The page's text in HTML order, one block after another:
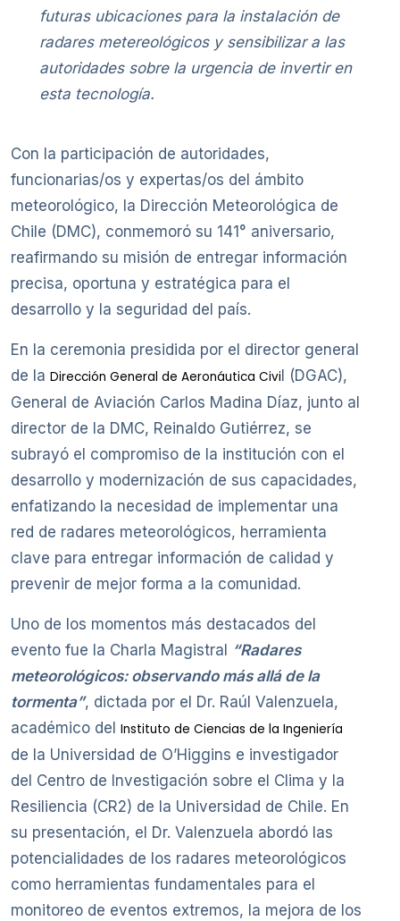
futuras ubicaciones para la instalación de
radares metereológicos y sensibilizar a las
autoridades sobre la urgencia de invertir en
esta tecnología.
Con la participación de autoridades,
funcionarias/os y expertas/os del ámbito
meteorológico, la Dirección Meteorológica de
Chile (DMC), conmemoró su 141° aniversario,
reafirmando su misión de entregar información
precisa, oportuna y estratégica para el
desarrollo y la seguridad del país.
En la ceremonia presidida por el director general
de la Dirección General de Aeronáutica Civi l (DGAC),
General de Aviación Carlos Madina Díaz, junto al
director de la DMC, Reinaldo Gutiérrez, se
subrayó el compromiso de la institución con el
desarrollo y modernización de sus capacidades,
enfatizando la necesidad de implementar una
red de radares meteorológicos, herramienta
clave para entregar información de calidad y
prevenir de mejor forma a la comunidad.
Uno de los momentos más destacados del
evento fue la Charla Magistral
“Radares
meteorológicos: observando más allá de la
tormenta”, dictada por el Dr. Raúl Valenzuela,
académico del Instituto de Ciencias de la Ingeniería
de la Universidad de O’Higgins e investigador
del Centro de Investigación sobre el Clima y la
Resiliencia (CR2) de la Universidad de Chile. En
su presentación, el Dr. Valenzuela abordó las
potencialidades de los radares meteorológicos
como herramientas fundamentales para el
monitoreo de eventos extremos, la mejora de los